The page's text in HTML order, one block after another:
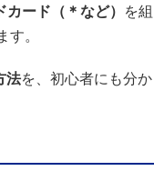
カード（＊など） を組
。
法を、初心者にも分か